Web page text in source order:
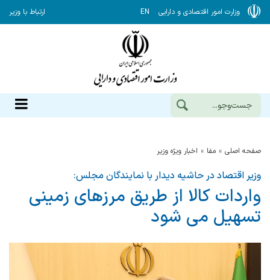
وزارت امور اقتصادی و دارایی EN ارتباط با وزیر
صفحه اصلی مفا اخبار ویژه وزیر
وزیر اقتصاد در حاشیه دیدار با نمایندگان مجلس:
واردات کالا از طریق مرزهای زمینی
تسهیل می شود